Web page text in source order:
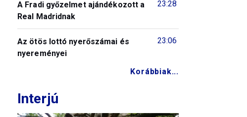
23:28
A Fradi győzelmet ajándékozott a
Real Madridnak
23:06
Az ötös lottó nyerőszámai és
nyereményei
Korábbiak...
Interjú